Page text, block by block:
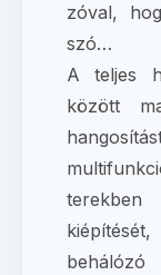
zóval,
szó…
A teljes
között